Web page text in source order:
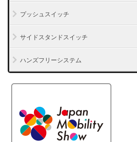
プッシュスイッチ
サイドスタンドスイッチ
ハンズフリーシステム